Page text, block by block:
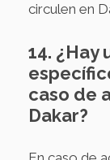
circulen en
14. ¿Hay
caso de
Dakar?